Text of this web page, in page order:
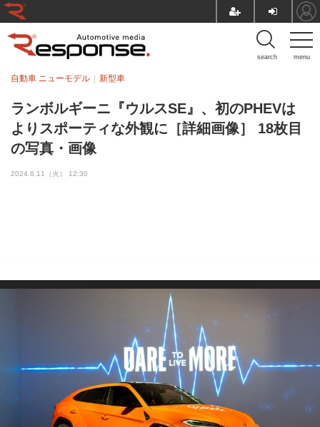
menu
search
ランボルギーニ『ウルスSE』、初のPHEVは
よりスポーティな外観に［詳細画像］ 18枚目
の写真・画像
自動車 ニューモデル 新型車
2024.6.11（火） 12:30